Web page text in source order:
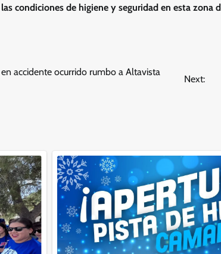
las condiciones de higiene y seguridad en esta zona
accidente ocurrido rumbo a Altavista
Next: